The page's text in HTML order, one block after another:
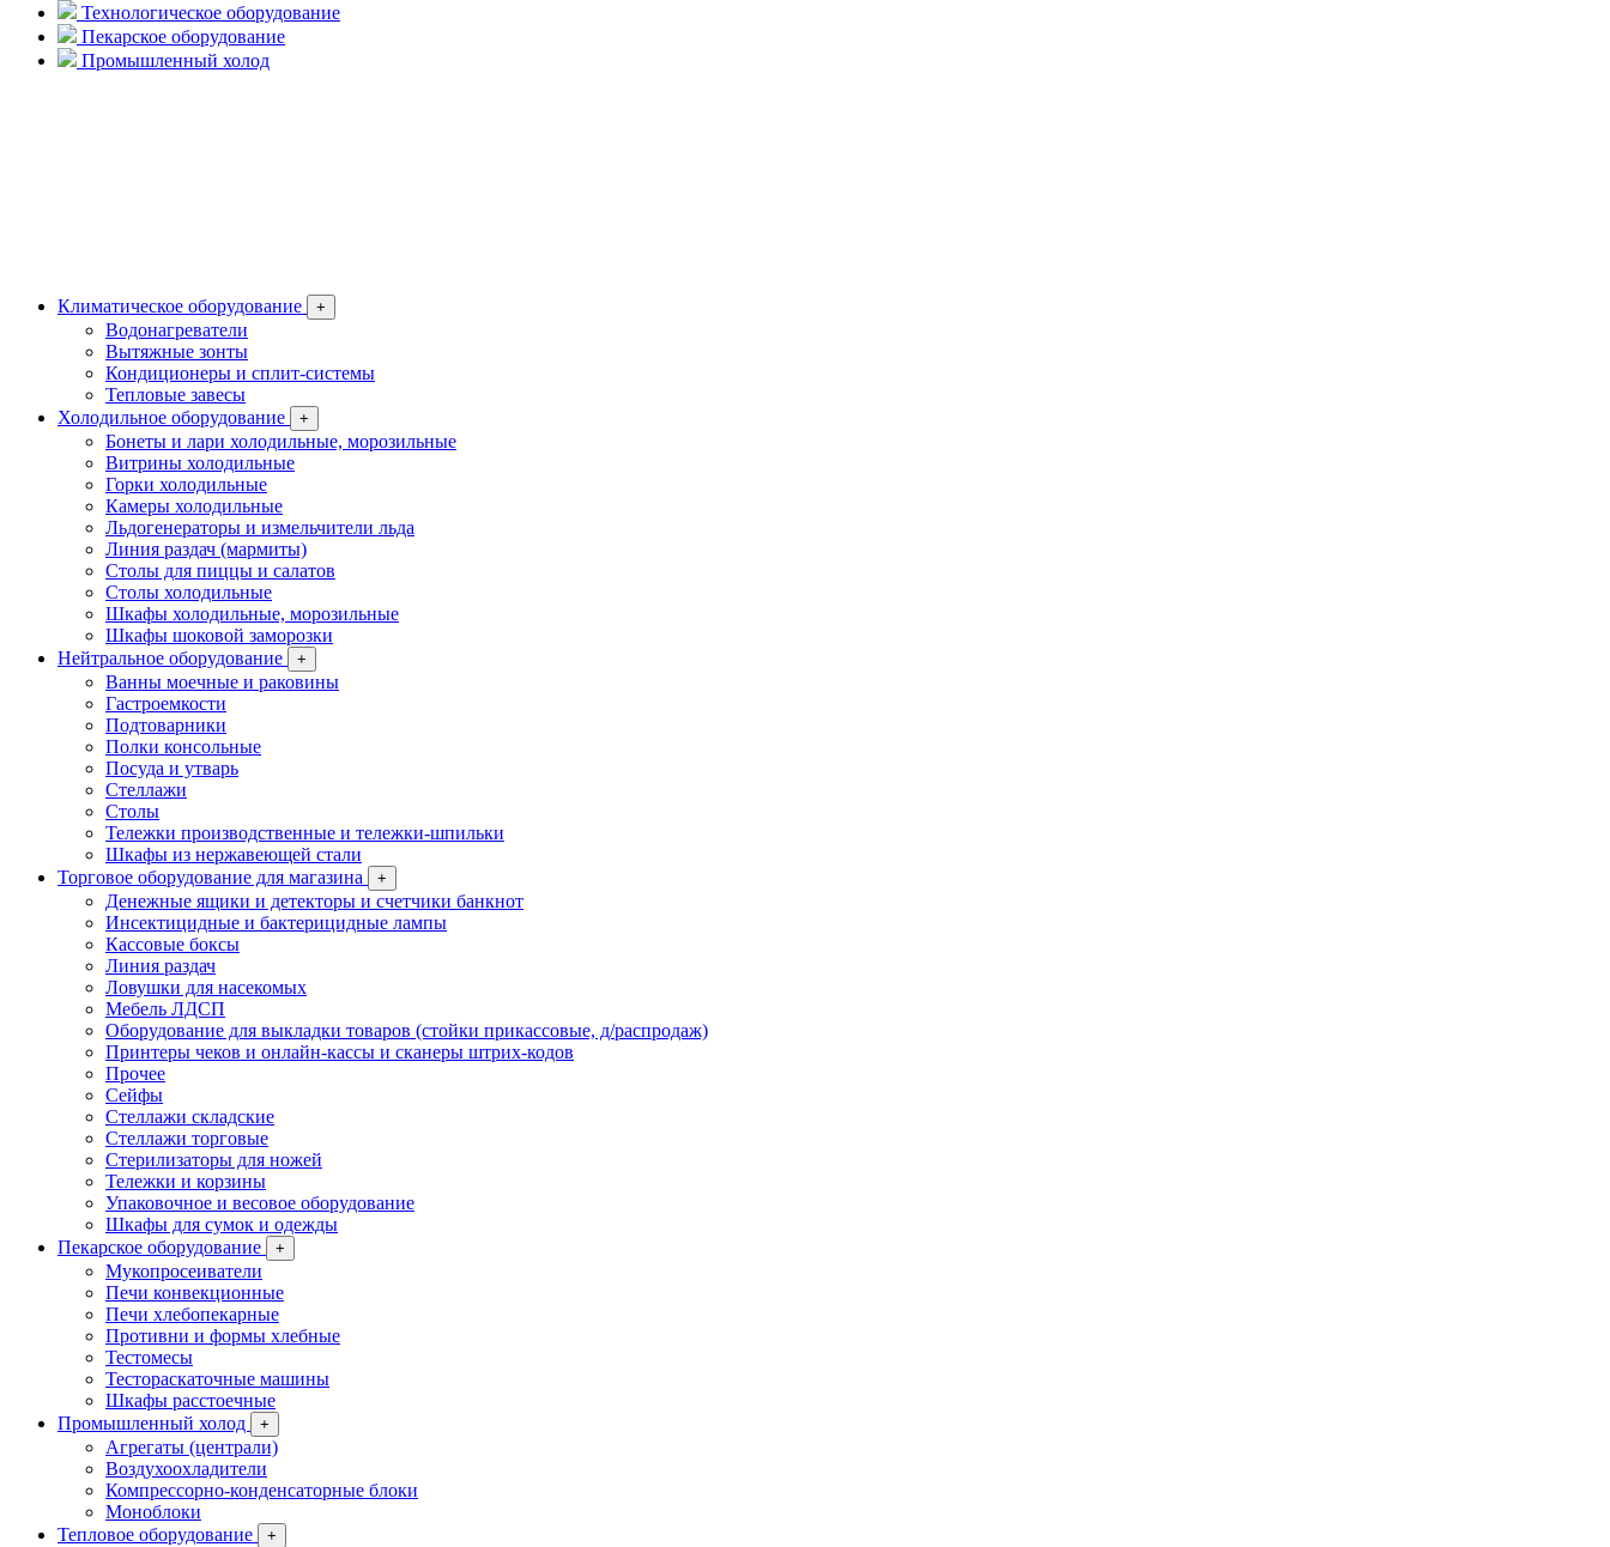
Технологическое оборудование
Пекарское оборудование
Промышленный холод
Климатическое оборудование +
Водонагреватели
Вытяжные зонты
Кондиционеры и сплит-системы
Тепловые завесы
Холодильное оборудование
+
Бонеты и лари холодильные, морозильные
Витрины холодильные
Горки холодильные
Камеры холодильные
Льдогенераторы и измельчители льда
Линия раздач (мармиты)
Столы для пиццы и салатов
Столы холодильные
Шкафы холодильные, морозильные
Шкафы шоковой заморозки
Нейтральное оборудование
+
Ванны моечные и раковины
Гастроемкости
Подтоварники
Полки консольные
Посуда и утварь
Стеллажи
Столы
Тележки производственные и тележки-шпильки
Шкафы из нержавеющей стали
Торговое оборудование для магазина
+
Денежные ящики и детекторы и счетчики банкнот
Инсектицидные и бактерицидные лампы
Кассовые боксы
Линия раздач
Ловушки для насекомых
Мебель ЛДСП
Оборудование для выкладки товаров (стойки прикассовые, д/распродаж)
Принтеры чеков и онлайн-кассы и сканеры штрих-кодов
Прочее
Сейфы
Стеллажи складские
Стеллажи торговые
Стерилизаторы для ножей
Тележки и корзины
Упаковочное и весовое оборудование
Шкафы для сумок и одежды
Пекарское оборудование
+
Мукопросеиватели
Печи конвекционные
Печи хлебопекарные
Противни и формы хлебные
Тестомесы
Тестораскаточные машины
Шкафы расстоечные
Промышленный холод
+
Агрегаты (централи)
Воздухоохладители
Компрессорно-конденсаторные блоки
Моноблоки
Тепловое оборудование
+